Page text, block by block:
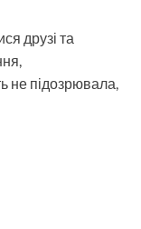
друзі та
не підозрювала,